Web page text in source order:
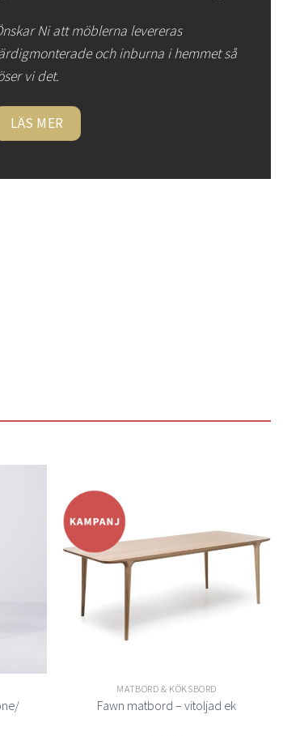
Ni att möblerna levereras
och inburna i hemmet så
vi det.
LÄS MER
till i
önskelistan
MATBORD & KÖKSBORD
Fawn matbord – vitoljad ek